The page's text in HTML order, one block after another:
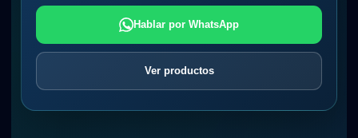
Hablar por WhatsApp
Ver productos